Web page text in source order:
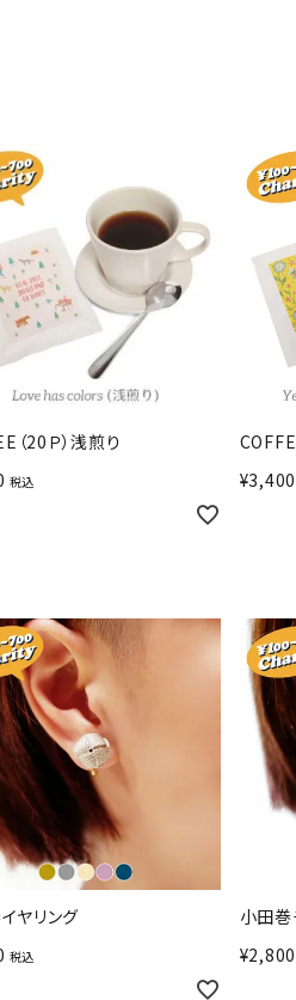
（20Ｐ）浅煎り
税込
¥3,400
ヤリング
税込
小田巻
¥2,800